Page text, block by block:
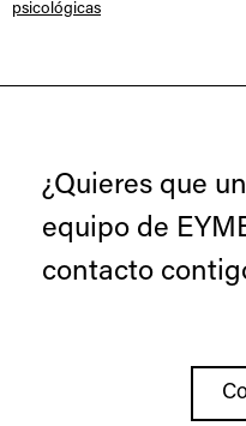
psicológicas
¿Quieres que
equipo de
contacto